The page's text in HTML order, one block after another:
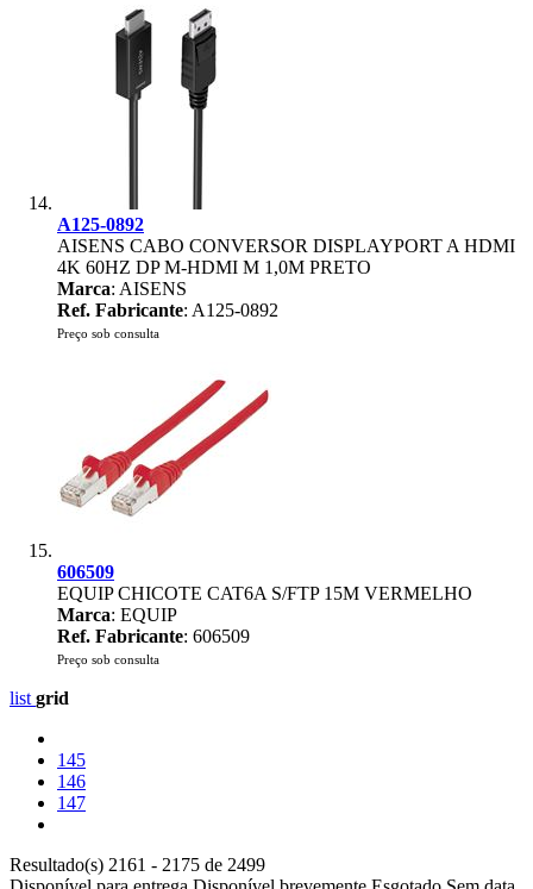
A125-0892
AISENS CABO CONVERSOR DISPLAYPORT A HDMI
4K 60HZ DP M-HDMI M 1,0M PRETO
Marca: AISENS
Ref. Fabricante: A125-0892
Preço sob consulta
606509
EQUIP CHICOTE CAT6A S/FTP 15M VERMELHO
Marca: EQUIP
Ref. Fabricante: 606509
Preço sob consulta
list grid
145
146
147
Resultado(s) 2161 - 2175 de 2499